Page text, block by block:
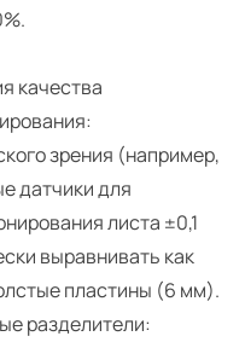
качества
зрения (например,
датчики для
листа ±0,1
выравнивать как
пластины (6 мм).
разделители: